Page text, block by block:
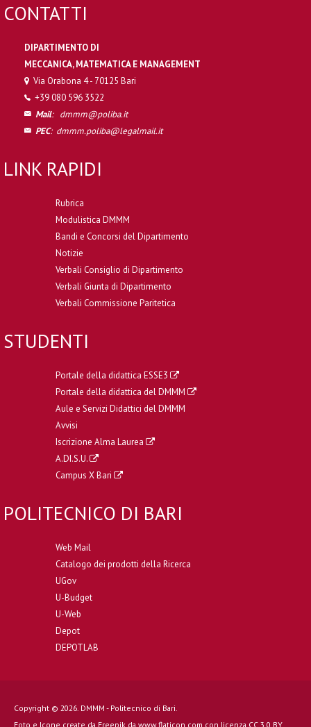
CONTATTI
DIPARTIMENTO DI
MECCANICA, MATEMATICA E MANAGEMENT
Via Orabona 4 - 70125 Bari
+39 080 596 3522
Mail: dmmm@poliba.it
PEC: dmmm.poliba@legalmail.it
LINK RAPIDI
Rubrica
Modulistica DMMM
Bandi e Concorsi del Dipartimento
Notizie
Verbali Consiglio di Dipartimento
Verbali Giunta di Dipartimento
Verbali Commissione Paritetica
STUDENTI
Portale della didattica ESSE3
Portale della didattica del DMMM
Aule e Servizi Didattici del DMMM
Avvisi
Iscrizione Alma Laurea
A.DI.S.U.
Campus X Bari
POLITECNICO DI BARI
Web Mail
Catalogo dei prodotti della Ricerca
UGov
U-Budget
U-Web
Depot
DEPOTLAB
Copyright © 2026. DMMM - Politecnico di Bari.
Foto e Icone create da Freepik da www.flaticon.com con licenza CC 3.0 BY